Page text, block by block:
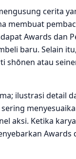
cerita
membuat
Awards dan
baru. Selain
shōnen atau
ilustrasi detail
aksi. Ketika